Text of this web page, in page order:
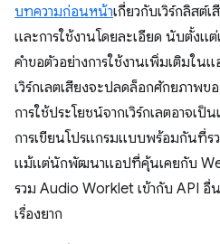
บทความก่อนหน้าเกี่ยวกับเวิร์กลิสต์
และการใช้งานโดยละเอียด นับตั้งแ
คำขอตัวอย่างการใช้งานเพิ่มเติมใน
เวิร์กเลตเสียงจะปลดล็อกศักยภาพ
การใช้ประโยชน์จากเวิร์กเลตอาจเป็
การเขียนโปรแกรมแบบพร้อมกันที่ร
แม้แต่นักพัฒนาแอปที่คุ้นเคยกับ
รวม Audio Worklet เข้ากับ API อื่
เรื่องยาก